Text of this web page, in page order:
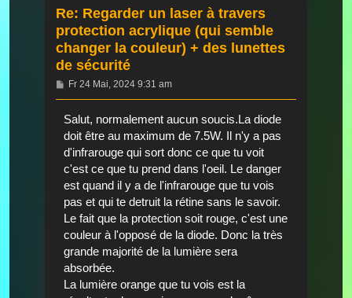
Re: Regarder un laser à travers
protection acrylique (qui semble
changer la couleur) + des lunettes
de sécurité
Beitrag
Fr 24 Mai, 2024 9:31 am
Salut, normalement aucun soucis.La diode
doit être au maximum de 7.5W. Il n'y a pas
d'infrarouge qui sort donc ce que tu voit
c'est ce que tu prend dans l'oeil. Le danger
est quand il y a de l'infrarouge que tu vois
pas et qui te detruit la rétine sans le savoir.
Le fait que la protection soit rouge, c'est une
couleur à l'opposé de la diode. Donc la très
grande majorité de la lumière sera
absorbée.
La lumière orange que tu vois est la